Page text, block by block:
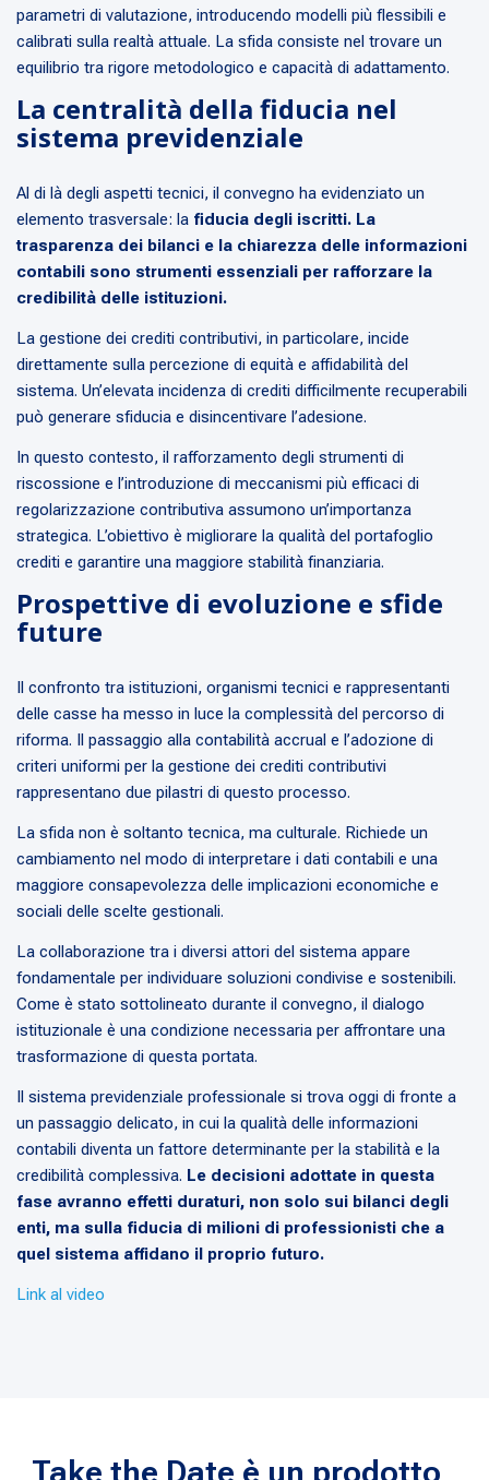
parametri di valutazione, introducendo modelli più flessibili e
calibrati sulla realtà attuale. La sfida consiste nel trovare un
equilibrio tra rigore metodologico e capacità di adattamento.
La centralità della fiducia nel
sistema previdenziale
Al di là degli aspetti tecnici, il convegno ha evidenziato un
elemento trasversale: la fiducia degli iscritti. La
trasparenza dei bilanci e la chiarezza delle informazioni
contabili sono strumenti essenziali per rafforzare la
credibilità delle istituzioni.
La gestione dei crediti contributivi, in particolare, incide
direttamente sulla percezione di equità e affidabilità del
sistema. Un’elevata incidenza di crediti difficilmente recuperabili
può generare sfiducia e disincentivare l’adesione.
In questo contesto, il rafforzamento degli strumenti di
riscossione e l’introduzione di meccanismi più efficaci di
regolarizzazione contributiva assumono un’importanza
strategica. L’obiettivo è migliorare la qualità del portafoglio
crediti e garantire una maggiore stabilità finanziaria.
Prospettive di evoluzione e sfide
future
Il confronto tra istituzioni, organismi tecnici e rappresentanti
delle casse ha messo in luce la complessità del percorso di
riforma. Il passaggio alla contabilità accrual e l’adozione di
criteri uniformi per la gestione dei crediti contributivi
rappresentano due pilastri di questo processo.
La sfida non è soltanto tecnica, ma culturale. Richiede un
cambiamento nel modo di interpretare i dati contabili e una
maggiore consapevolezza delle implicazioni economiche e
sociali delle scelte gestionali.
La collaborazione tra i diversi attori del sistema appare
fondamentale per individuare soluzioni condivise e sostenibili.
Come è stato sottolineato durante il convegno, il dialogo
istituzionale è una condizione necessaria per affrontare una
trasformazione di questa portata.
Il sistema previdenziale professionale si trova oggi di fronte a
un passaggio delicato, in cui la qualità delle informazioni
contabili diventa un fattore determinante per la stabilità e la
credibilità complessiva. Le decisioni adottate in questa
fase avranno effetti duraturi, non solo sui bilanci degli
enti, ma sulla fiducia di milioni di professionisti che a
quel sistema affidano il proprio futuro.
Link al video
Take the Date è un prodotto